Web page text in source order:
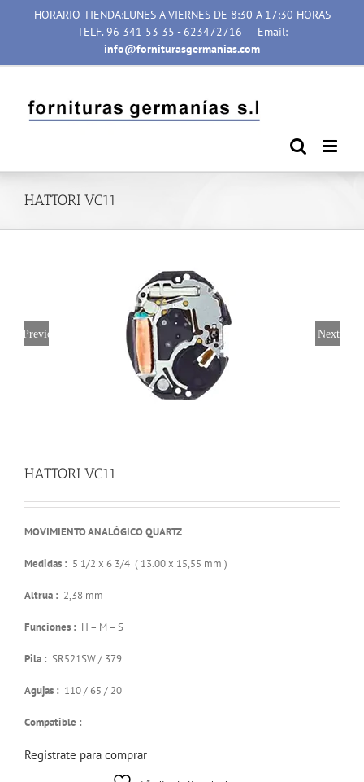
HORARIO TIENDA:LUNES A VIERNES DE 8:30 A 17:30 HORAS
TELF. 96 341 53 35 - 623472716
Email:
info@forniturasgermanias.com
HATTORI VC11
Previous Next
HATTORI VC11
MOVIMIENTO ANALÓGICO QUARTZ
Medidas : 5 1/2 x 6 3/4 ( 13.00 x 15,55 mm )
Altrua : 2,38 mm
Funciones : H – M – S
Pila : SR521SW / 379
Agujas : 110 / 65 / 20
Compatible :
Registrate para comprar